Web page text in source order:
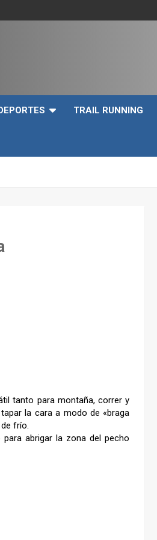
TRAIL RUNNING
tanto para montaña, correr y
la cara a modo de «braga
frío.
abrigar la zona del pecho